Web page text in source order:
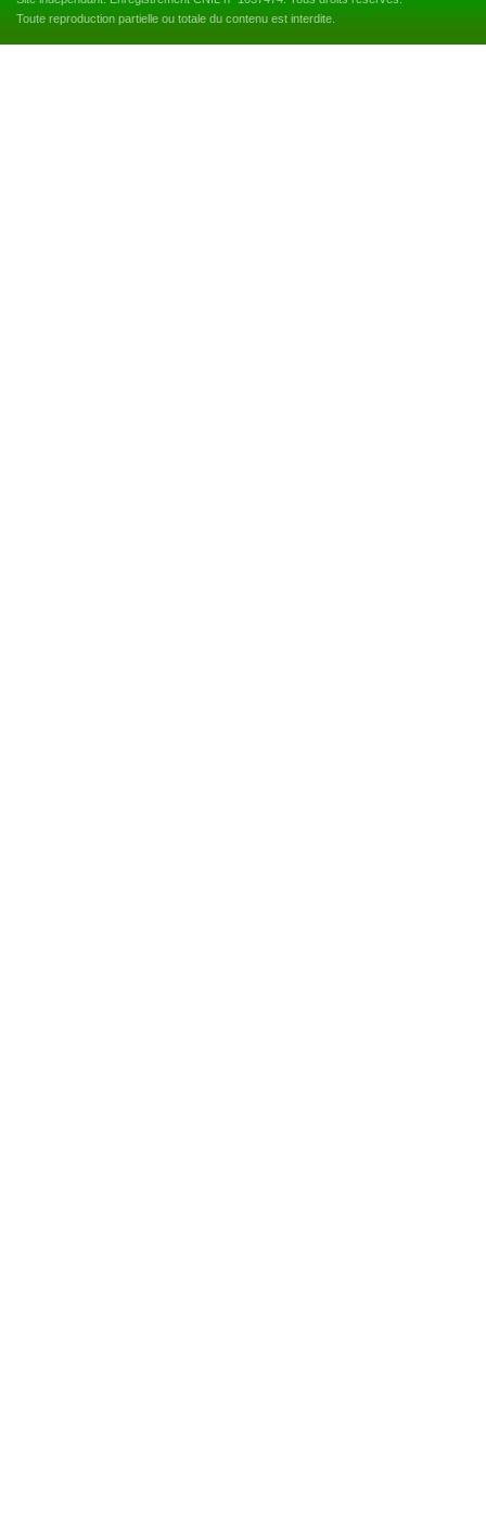
Toute reproduction partielle ou totale du contenu est interdite.